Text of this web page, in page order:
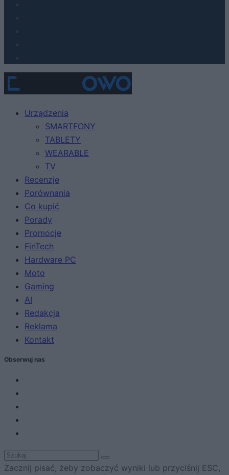
Urządzenia
SMARTFONY
TABLETY
WEARABLE
TV
Recenzje
Porównania
Co kupić
Porady
Promocje
FinTech
Hardware PC
Moto
Gaming
AI
Redakcja
Reklama
Kontakt
Obserwuj nas
Zacznij pisać, żeby zobaczyć wyniki lub przyciśnij ESC,